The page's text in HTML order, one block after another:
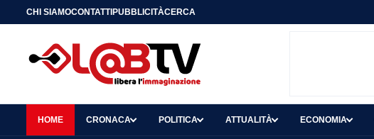
CHI SIAMOCONTATTIPUBBLICITÀCERCA
HOME CRONACA POLITICA ATTUALITÀ ECONOMIA